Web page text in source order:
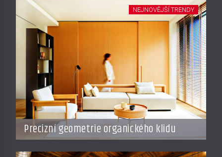
Precizní geometrie organického klidu
NEJNOVĚJŠÍ TRENDY